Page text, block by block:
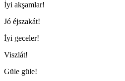
İyi akşamlar!
Jó éjszakát!
İyi geceler!
Viszlát!
Güle güle!